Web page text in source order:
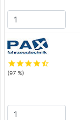
starstarstarstarstar_half
(97 %)